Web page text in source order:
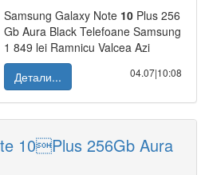
Samsung Galaxy Note 10 Plus 256
Gb Aura Black Telefoane Samsung
1 849 lei Ramnicu Valcea Azi
Детали...
04.07|10:08
10Plus 256Gb Aura